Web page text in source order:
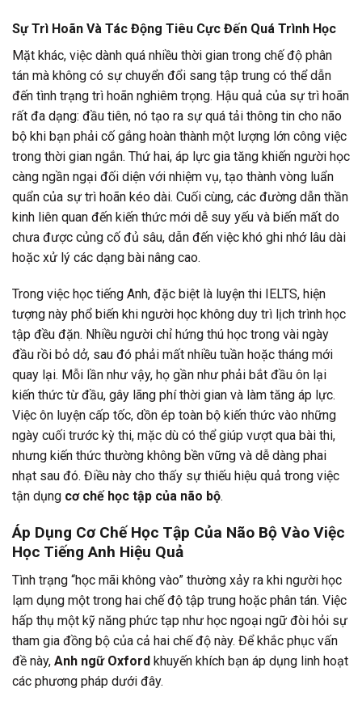
Sự Trì Hoãn Và Tác Động Tiêu Cực Đến Quá Trình Học
Mặt khác, việc dành quá nhiều thời gian trong chế độ phân
tán mà không có sự chuyển đổi sang tập trung có thể dẫn
đến tình trạng trì hoãn nghiêm trọng. Hậu quả của sự trì hoãn
rất đa dạng: đầu tiên, nó tạo ra sự quá tải thông tin cho não
bộ khi bạn phải cố gắng hoàn thành một lượng lớn công việc
trong thời gian ngắn. Thứ hai, áp lực gia tăng khiến người học
càng ngần ngại đối diện với nhiệm vụ, tạo thành vòng luẩn
quẩn của sự trì hoãn kéo dài. Cuối cùng, các đường dẫn thần
kinh liên quan đến kiến thức mới dễ suy yếu và biến mất do
chưa được củng cố đủ sâu, dẫn đến việc khó ghi nhớ lâu dài
hoặc xử lý các dạng bài nâng cao.
Trong việc học tiếng Anh, đặc biệt là luyện thi IELTS, hiện
tượng này phổ biến khi người học không duy trì lịch trình học
tập đều đặn. Nhiều người chỉ hứng thú học trong vài ngày
đầu rồi bỏ dở, sau đó phải mất nhiều tuần hoặc tháng mới
quay lại. Mỗi lần như vậy, họ gần như phải bắt đầu ôn lại
kiến thức từ đầu, gây lãng phí thời gian và làm tăng áp lực.
Việc ôn luyện cấp tốc, dồn ép toàn bộ kiến thức vào những
ngày cuối trước kỳ thi, mặc dù có thể giúp vượt qua bài thi,
nhưng kiến thức thường không bền vững và dễ dàng phai
nhạt sau đó. Điều này cho thấy sự thiếu hiệu quả trong việc
tận dụng cơ chế học tập của não bộ.
Áp Dụng Cơ Chế Học Tập Của Não Bộ Vào Việc
Học Tiếng Anh Hiệu Quả
Tình trạng “học mãi không vào” thường xảy ra khi người học
lạm dụng một trong hai chế độ tập trung hoặc phân tán. Việc
hấp thụ một kỹ năng phức tạp như học ngoại ngữ đòi hỏi sự
tham gia đồng bộ của cả hai chế độ này. Để khắc phục vấn
đề này, Anh ngữ Oxford khuyến khích bạn áp dụng linh hoạt
các phương pháp dưới đây.